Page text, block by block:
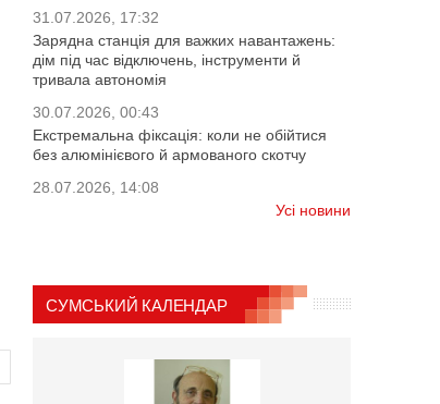
31.07.2026, 17:32
Зарядна станція для важких навантажень:
дім під час відключень, інструменти й
тривала автономія
30.07.2026, 00:43
Екстремальна фіксація: коли не обійтися
без алюмінієвого й армованого скотчу
28.07.2026, 14:08
Усі новини
СУМСЬКИЙ КАЛЕНДАР